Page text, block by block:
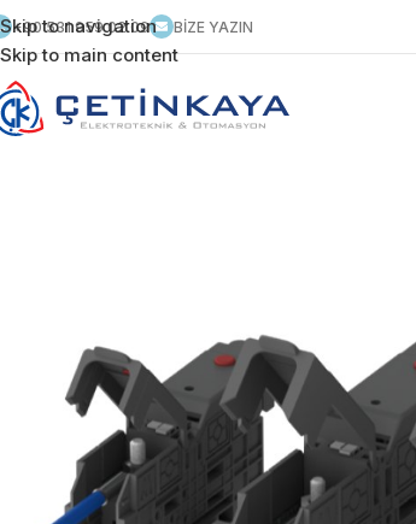
Skip to navigation
Skip to main content
+90 531 959 02 09 BİZE YAZIN